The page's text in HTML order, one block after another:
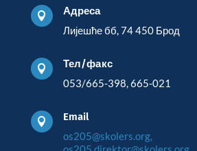

Адреса
Лијешће бб, 74 450 Брод

Тел/факс
053/665-398, 665-021

Email
os205@skolers.org,